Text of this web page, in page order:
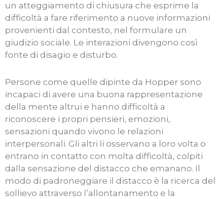
un atteggiamento di chiusura che esprime la
difficoltà a fare riferimento a nuove informazioni
provenienti dal contesto, nel formulare un
giudizio sociale. Le interazioni divengono così
fonte di disagio e disturbo.
Persone come quelle dipinte da Hopper sono
incapaci di avere una buona rappresentazione
della mente altrui e hanno difficoltà a
riconoscere i propri pensieri, emozioni,
sensazioni quando vivono le relazioni
interpersonali. Gli altri li osservano a loro volta o
entrano in contatto con molta difficoltà, colpiti
dalla sensazione del distacco che emanano. Il
modo di padroneggiare il distacco è la ricerca del
sollievo attraverso l’allontanamento e la